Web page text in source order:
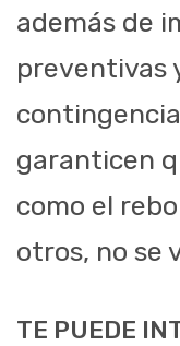
además de
preventivas
garanticen
como el
otros, no se
TE PUEDE